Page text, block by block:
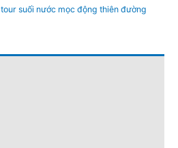
tour suối nước mọc động thiên đường